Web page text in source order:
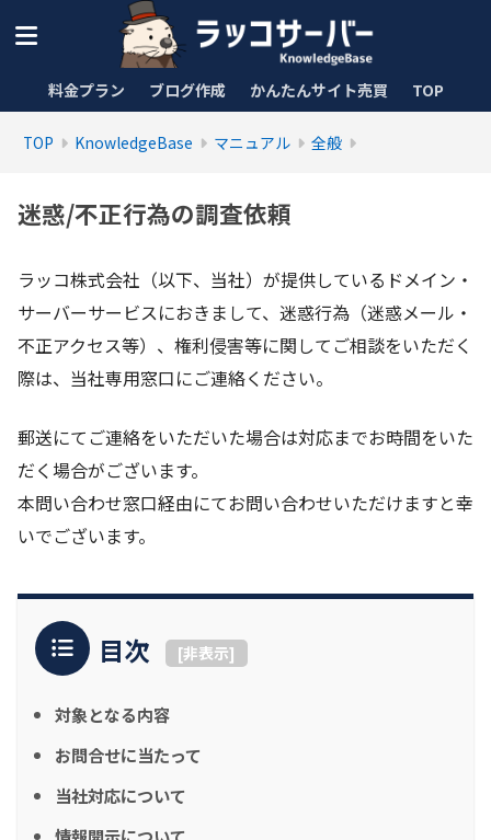
料金プラン ブログ作成 かんたんサイト売買 TOP
TOP KnowledgeBase マニュアル 全般
迷惑/不正行為の調査依頼
ラッコ株式会社（以下、当社）が提供しているドメイン・
サーバーサービスにおきまして、迷惑行為（迷惑メール・
不正アクセス等）、権利侵害等に関してご相談をいただく
際は、当社専用窓口にご連絡ください。
郵送にてご連絡をいただいた場合は対応までお時間をいた
だく場合がございます。
本問い合わせ窓口経由にてお問い合わせいただけますと幸
いでございます。
目次 [非表示]
対象となる内容
お問合せに当たって
当社対応について